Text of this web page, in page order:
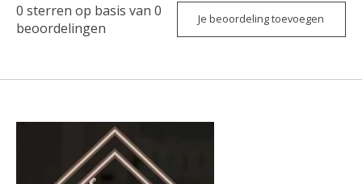
0 sterren op basis van 0
beoordelingen
Je beoordeling toevoegen